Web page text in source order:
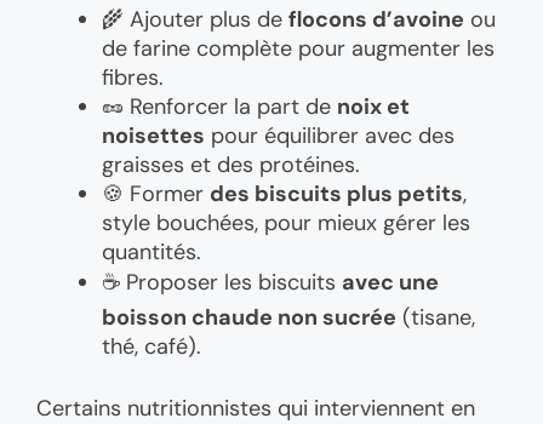
🌾 Ajouter plus de flocons d’avoine ou
de farine complète pour augmenter les
fibres.
🥜 Renforcer la part de noix et
noisettes pour équilibrer avec des
graisses et des protéines.
🍪 Former des biscuits plus petits,
style bouchées, pour mieux gérer les
quantités.
☕ Proposer les biscuits avec une
boisson chaude non sucrée (tisane,
thé, café).
Certains nutritionnistes qui interviennent en